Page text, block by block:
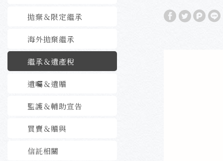
拋棄＆限定繼承
海外拋棄繼承
繼承＆遺產稅
遺囑＆遺贈
監護＆輔助宣告
買賣＆贈與
信託相關